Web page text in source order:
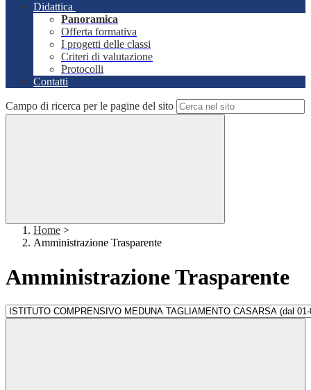
Didattica
Panoramica
Offerta formativa
I progetti delle classi
Criteri di valutazione
Protocolli
Contatti
Campo di ricerca per le pagine del sito
Home >
Amministrazione Trasparente
Amministrazione Trasparente